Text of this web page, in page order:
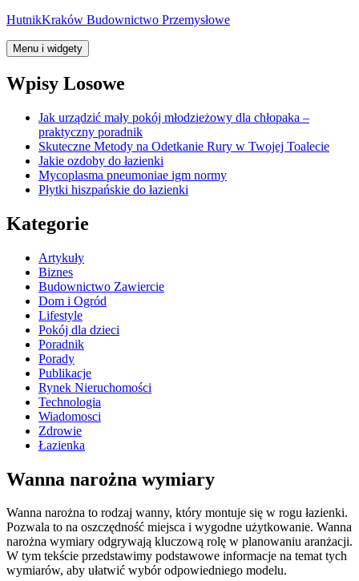
Przejdź
treści
HutnikKraków Budownictwo Przemysłowe
Menu i widgety
Wpisy Losowe
Jak urządzić mały pokój młodzieżowy dla chłopaka –
praktyczny poradnik
Skuteczne Metody na Odetkanie Rury w Twojej Toalecie
Jakie ozdoby do łazienki
Mycoplasma pneumoniae igm normy
Płytki hiszpańskie do łazienki
Kategorie
Artykuły
Biznes
Budownictwo Zawiercie
Dom i Ogród
Lifestyle
Pokój dla dzieci
Poradnik
Porady
Publikacje
Rynek Nieruchomości
Technologia
Wiadomosci
Zdrowie
Łazienka
Wanna narożna wymiary
Wanna narożna to rodzaj wanny, który montuje się w rogu łazienki.
Pozwala to na oszczędność miejsca i wygodne użytkowanie. Wanna
narożna wymiary odgrywają kluczową rolę w planowaniu aranżacji.
W tym tekście przedstawimy podstawowe informacje na temat tych
wymiarów, aby ułatwić wybór odpowiedniego modelu.